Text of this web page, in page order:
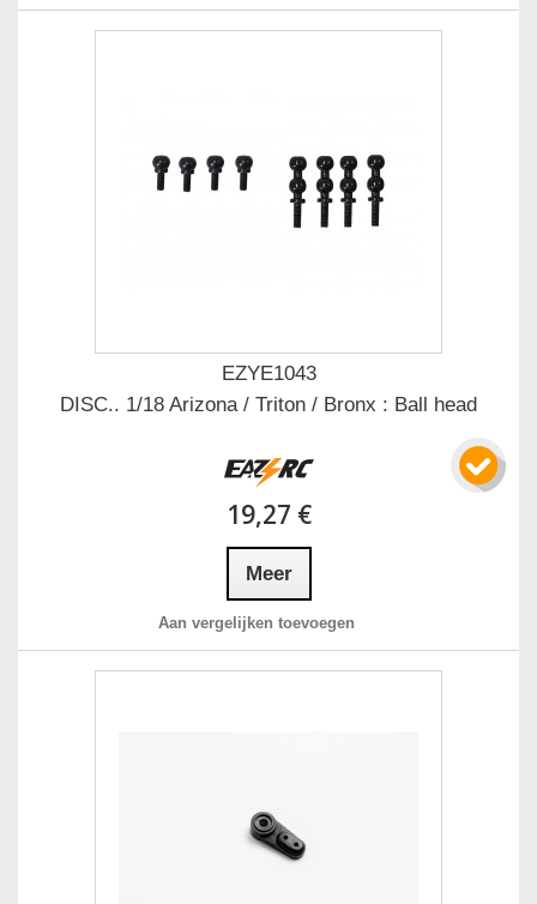
EZYE1043
DISC.. 1/18 Arizona / Triton / Bronx : Ball head
19,27 €
Meer
Aan vergelijken toevoegen